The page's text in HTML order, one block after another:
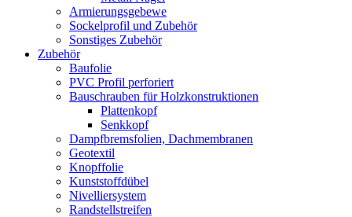
Armierungsgebewe
Sockelprofil und Zubehör
Sonstiges Zubehör
Zubehör
Baufolie
PVC Profil perforiert
Bauschrauben für Holzkonstruktionen
Plattenkopf
Senkkopf
Dampfbremsfolien, Dachmembranen
Geotextil
Knopffolie
Kunststoffdübel
Nivelliersystem
Randstellstreifen